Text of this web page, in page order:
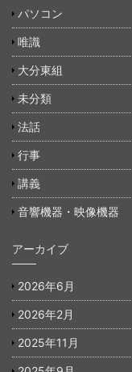
パソコン
唯識
大分東組
未分類
法話
行事
講義
音響機器・映像機器
アーカイブ
2026年6月
2026年2月
2025年11月